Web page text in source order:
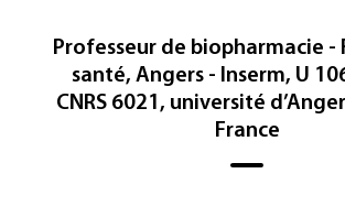
Professeur de biopharmacie -
santé, Angers - Inserm, U
CNRS 6021, université
France